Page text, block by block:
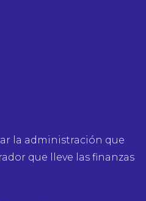
la administración que
que lleve las finanzas